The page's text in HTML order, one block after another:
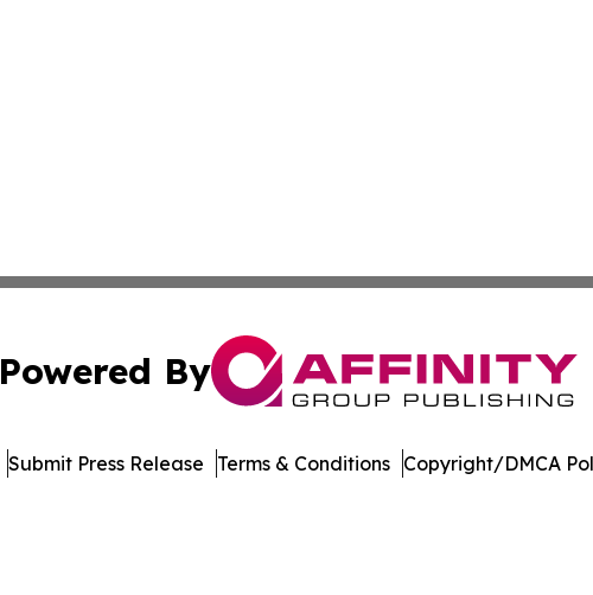
Powered By
Submit Press Release Terms & Conditions Copyright/DMCA